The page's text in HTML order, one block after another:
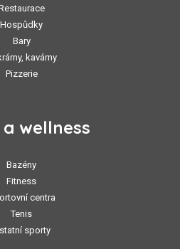
Hospůdky
Bary
kavárny
Pizzerie
wellness
Bazény
Fitness
centra
Tenis
sporty